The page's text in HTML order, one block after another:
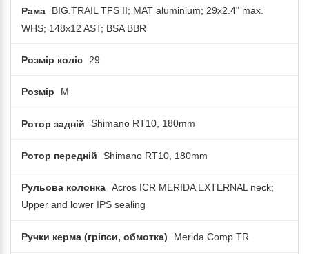
Рама
BIG.TRAIL TFS II; MAT aluminium; 29x2.4" max.
WHS; 148x12 AST; BSA BBR
Розмір коліс 29
Розмір M
Ротор задній Shimano RT10, 180mm
Ротор передній Shimano RT10, 180mm
Рульова колонка Acros ICR MERIDA EXTERNAL neck;
Upper and lower IPS sealing
Ручки керма (гріпси, обмотка) Merida Comp TR